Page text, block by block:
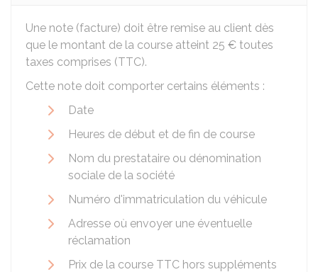
Une note (facture) doit être remise au client dès
que le montant de la course atteint 25 € toutes
taxes comprises (TTC).
Cette note doit comporter certains éléments :
Date
Heures de début et de fin de course
Nom du prestataire ou dénomination
sociale de la société
Numéro d'immatriculation du véhicule
Adresse où envoyer une éventuelle
réclamation
Prix de la course TTC hors suppléments